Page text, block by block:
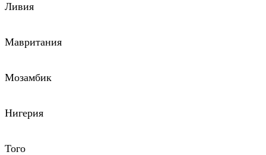
Ливия
Мавритания
Мозамбик
Нигерия
Того